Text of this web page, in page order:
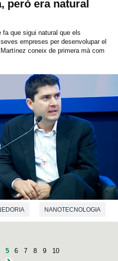
però era natural
que sigui natural que els
empreses per desenvolupar el
coneix de primera mà com
NANOTECNOLOGIA
5 6 7 8 9 10